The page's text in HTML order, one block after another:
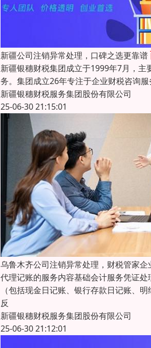
新疆公司注销异常处理，口碑之选更靠谱
新疆银穗财税集团成立于1999年7月，
务。集团成立26年专注于企业财税咨询
新疆银穗财税服务集团股份有限公司
25-06-30 21:15:01
乌鲁木齐公司注销异常处理，财税管家企
代理记账的服务内容基础会计服务凭证
（包括现金日记账、银行存款日记账、
反
新疆银穗财税服务集团股份有限公司
25-06-30 21:12:01